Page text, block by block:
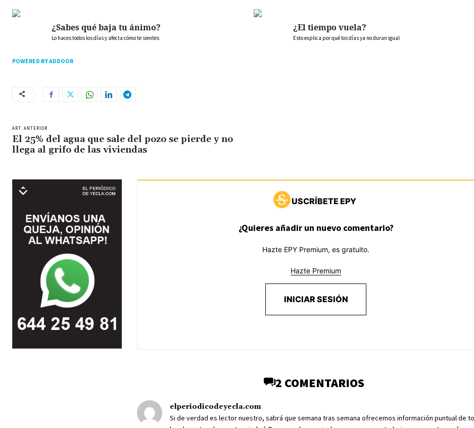
¿Sabes qué baja tu ánimo?
Lo haces todos los días y afecta cómo te sientes
¿El tiempo vuela?
Esto explica por qué los días ya no duran igual
POWERED BY ADDOOR
ART. ANTERIOR
El 25% del agua que sale del pozo se pierde y no
llega al grifo de las viviendas
USCRÍBETE EPY
¿Quieres añadir un nuevo comentario?
Hazte EPY Premium, es gratuito.
Hazte Premium
INICIAR SESIÓN
2 COMENTARIOS
elperiodicodeyecla.com
Si de verdad es lector nuestro, sabrá que semana tras semana ofrecemos información puntual de